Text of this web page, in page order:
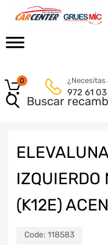
¿Necesitas
972 61
0
IZQUIERDO
(K12E)
Code: 118583